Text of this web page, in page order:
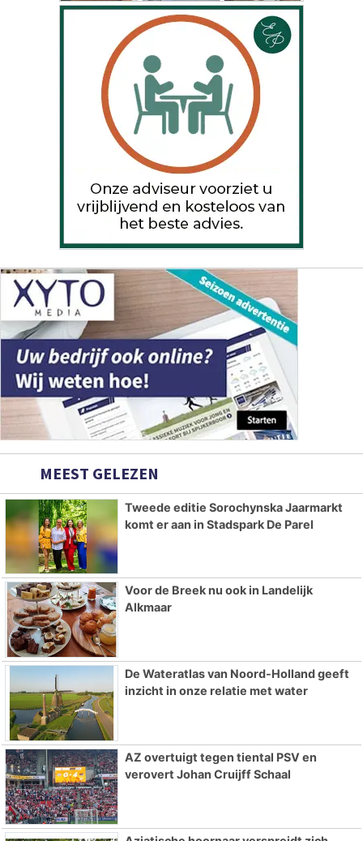
MEEST GELEZEN
Tweede editie Sorochynska Jaarmarkt
komt er aan in Stadspark De Parel
Voor de Breek nu ook in Landelijk
Alkmaar
De Wateratlas van Noord-Holland geeft
inzicht in onze relatie met water
AZ overtuigt tegen tiental PSV en
verovert Johan Cruijff Schaal